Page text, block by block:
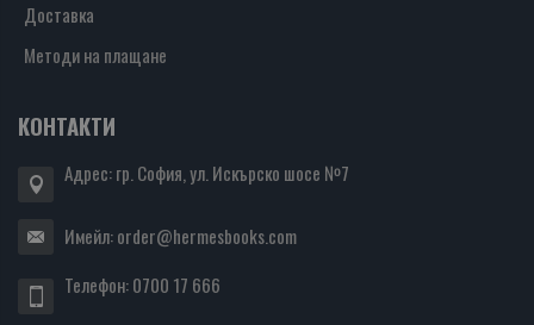
Доставка
Методи на плащане
КОНТАКТИ
Адрес: гр. София, ул. Искърско шосе №7
Имейл:order@hermesbooks.com
Телефон:0700 17 666